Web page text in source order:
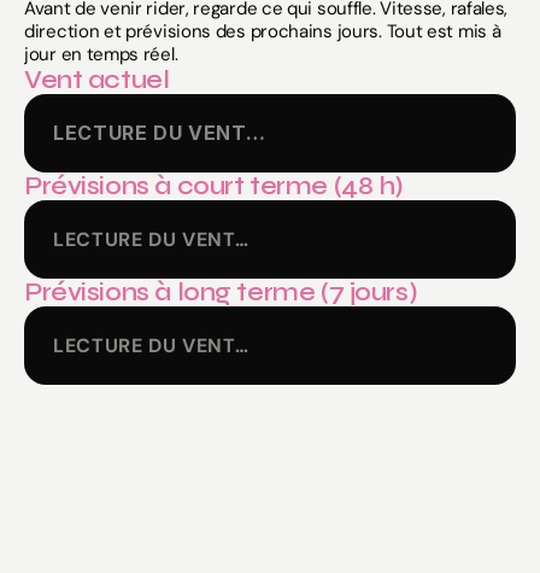
Avant de venir rider, regarde ce qui souffle. Vitesse, rafales,
direction et prévisions des prochains jours. Tout est mis à
jour en temps réel.
Vent actuel
LECTURE DU VENT…
Prévisions à court terme (48 h)
LECTURE DU VENT…
Prévisions à long terme (7 jours)
LECTURE DU VENT…